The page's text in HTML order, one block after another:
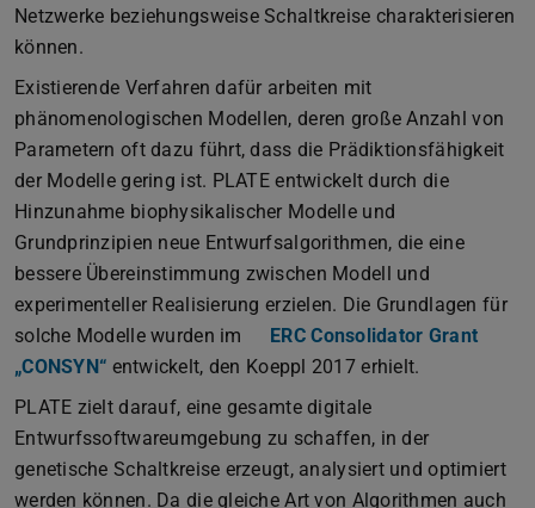
Netzwerke beziehungsweise Schaltkreise charakterisieren
können.
Existierende Verfahren dafür arbeiten mit
phänomenologischen Modellen, deren große Anzahl von
Parametern oft dazu führt, dass die Prädiktionsfähigkeit
der Modelle gering ist. PLATE entwickelt durch die
Hinzunahme biophysikalischer Modelle und
Grundprinzipien neue Entwurfsalgorithmen, die eine
bessere Übereinstimmung zwischen Modell und
experimenteller Realisierung erzielen. Die Grundlagen für
solche Modelle wurden im
ERC Consolidator Grant
„CONSYN“ entwickelt, den Koeppl 2017 erhielt.
PLATE zielt darauf, eine gesamte digitale
Entwurfssoftwareumgebung zu schaffen, in der
genetische Schaltkreise erzeugt, analysiert und optimiert
werden können. Da die gleiche Art von Algorithmen auch